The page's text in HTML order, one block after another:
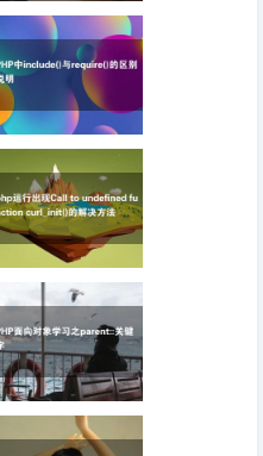
MySQL中的外键使
用误区及调整建议
PHP中include()与
require()的区别说明
php运行出现Call to
undefined function
curl_init()的解决方
法
PHP面向对象学习
之parent::关键字